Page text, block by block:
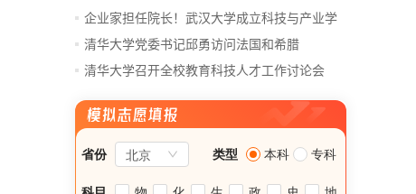
企业家担任院长！武汉大学成立科技与产业学
院
清华大学党委书记邱勇访问法国和希腊
清华大学召开全校教育科技人才工作讨论会